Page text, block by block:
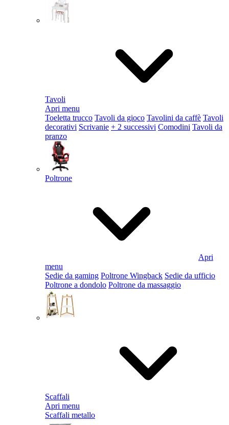
Tavoli
Apri menu
Toeletta trucco Tavoli da gioco Tavolini da caffè Tavoli
decorativi Scrivanie + 2 successivi Comodini Tavoli da
pranzo
Poltrone
Apri
menu
Sedie da gaming Poltrone Wingback Sedie da ufficio
Poltrone a dondolo Poltrone da massaggio
Scaffali
Apri menu
Scaffali metallo